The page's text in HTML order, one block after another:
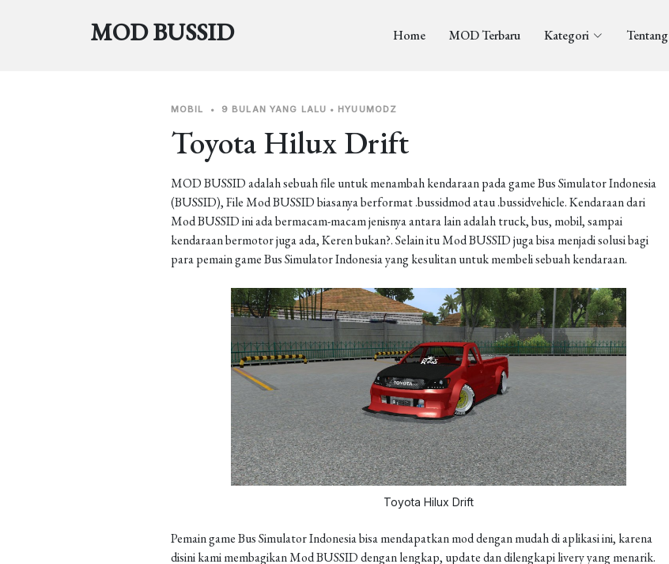
MOD BUSSID Home MOD Terbaru Kategori Tentang
MOBIL • 9 BULAN YANG LALU • HYUUMODZ
Toyota Hilux Drift
MOD BUSSID adalah sebuah file untuk menambah kendaraan pada game Bus Simulator Indonesia
(BUSSID), File Mod BUSSID biasanya berformat .bussidmod atau .bussidvehicle. Kendaraan dari
Mod BUSSID ini ada bermacam-macam jenisnya antara lain adalah truck, bus, mobil, sampai
kendaraan bermotor juga ada, Keren bukan?. Selain itu Mod BUSSID juga bisa menjadi solusi bagi
para pemain game Bus Simulator Indonesia yang kesulitan untuk membeli sebuah kendaraan.
Toyota Hilux Drift
Pemain game Bus Simulator Indonesia bisa mendapatkan mod dengan mudah di aplikasi ini, karena
disini kami membagikan Mod BUSSID dengan lengkap, update dan dilengkapi livery yang menarik.